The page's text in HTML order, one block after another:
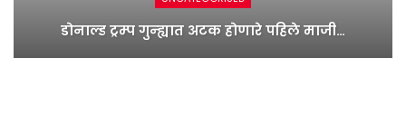
डोनाल्ड ट्रम्प गुन्ह्यात अटक होणारे पहिले माजी…